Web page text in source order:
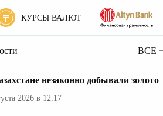
КУРСЫ ВАЛЮТ
ВСЕ
незаконно добывали золото
2026 в 12:17